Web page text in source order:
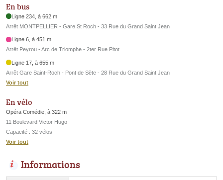
En bus
Ligne 234, à 662 m
Arrêt MONTPELLIER - Gare St Roch - 33 Rue du Grand Saint Jean
Ligne 6, à 451 m
Arrêt Peyrou - Arc de Triomphe - 2ter Rue Pitot
Ligne 17, à 655 m
Arrêt Gare Saint-Roch - Pont de Sète - 28 Rue du Grand Saint Jean
Voir tout
En vélo
Opéra Comédie, à 322 m
11 Boulevard Victor Hugo
Capacité : 32 vélos
Voir tout
Informations